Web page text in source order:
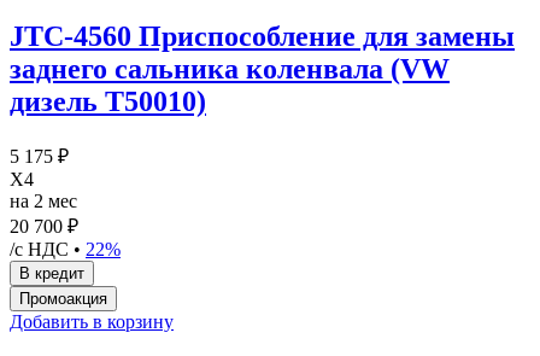
JTC-4560 Приспособление для замены
заднего сальника коленвала (VW
дизель T50010)
5 175 ₽
X4
на 2 мес
20 700 ₽
/с НДС • 22%
Добавить в корзину